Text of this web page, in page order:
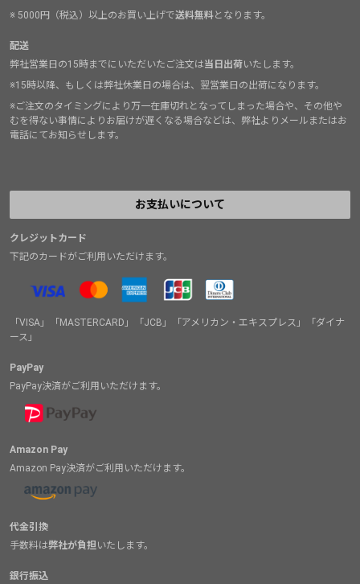
※ 5000円（税込）以上のお買い上げで送料無料となります。
配送
弊社営業日の15時までにいただいたご注文は当日出荷いたします。
※15時以降、もしくは弊社休業日の場合は、翌営業日の出荷になります。
※ご注文のタイミングにより万一在庫切れとなってしまった場合や、その他や
むを得ない事情によりお届けが遅くなる場合などは、弊社よりメールまたはお
電話にてお知らせします。
お支払いについて
クレジットカード
下記のカードがご利用いただけます。
「VISA」「MASTERCARD」「JCB」「アメリカン・エキスプレス」「ダイナ
ース」
PayPay
PayPay決済がご利用いただけます。
Amazon Pay
Amazon Pay決済がご利用いただけます。
代金引換
手数料は弊社が負担いたします。
銀行振込